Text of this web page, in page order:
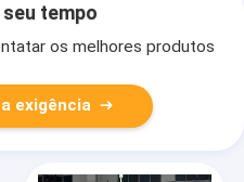
tempo
os melhores produtos
exigência